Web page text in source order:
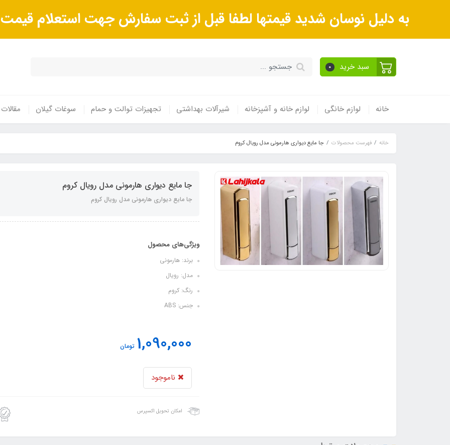
به دلیل نوسان شدید قیمتها لطفا قبل از ثبت سفارش جهت استعلام
سبد خرید 0
خانه لوازم خانگی لوازم خانه و آشپزخانه شیرآلات بهداشتی تجهیزات توالت و حمام سوغات گیلان مقالات
خانه فهرست محصولات جا مایع دیواری هارمونی مدل رویال کروم
جا مایع دیواری هارمونی مدل رویال کروم
جا مایع دیواری هارمونی مدل رویال کروم
ویژگی‌های محصول
برند: هارمونی
مدل: رویال
رنگ: کروم
جنس: ABS
1,090,000 تومان
ناموجود
امکان تحویل اکسپرس